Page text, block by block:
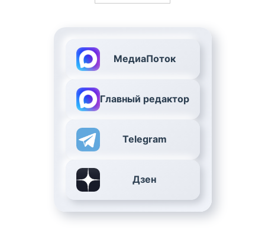
МедиаПоток
Главный редактор
Telegram
Дзен